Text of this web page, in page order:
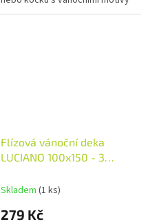
Flízová vánoční deka
LUCIANO 100x150 - 3
Skladem (1 ks)
279 Kč